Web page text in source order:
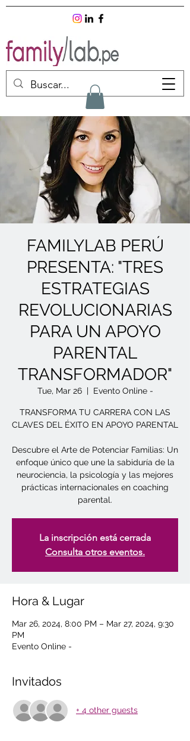
FAMILYLAB PERÚ
PRESENTA: "TRES
ESTRATEGIAS
REVOLUCIONARIAS
PARA UN APOYO
PARENTAL
TRANSFORMADOR"
Tue, Mar 26
  |
Evento Online -
TRANSFORMA TU CARRERA CON LAS
CLAVES DEL ÉXITO EN APOYO PARENTAL
Descubre el Arte de Potenciar Familias: Un
enfoque único que une la sabiduría de la
neurociencia, la psicología y las mejores
prácticas internacionales en coaching
parental.
La inscripción está cerrada
Consulta otros eventos.
Hora & Lugar
Mar 26, 2024, 8:00 PM – Mar 27, 2024, 9:30
PM
Evento Online -
Invitados
+ 4 other guests